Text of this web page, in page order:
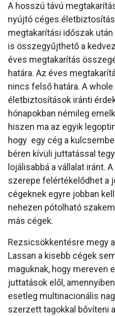
A hosszú távú
nyújtó céges
megtakarítási időszak
is összegyűjthető a
éves megtakarítás
határa. Az éves
nincs felső határa. A
életbiztosítások iránti
hónapokban némileg
hiszen ma az egyik
hogy egy cég a
béren kívüli juttatással
lojálisabbá a vállalat iránt.
szerepe felértékelődhet a
cégeknek egyre jobban
nehezen pótolható
más cégek.
Rezsicsökkentésre megy
Lassan a kisebb cégek
maguknak, hogy mereven
juttatások elől,
esetleg multinacionális
szerzett tagokkal bővíteni